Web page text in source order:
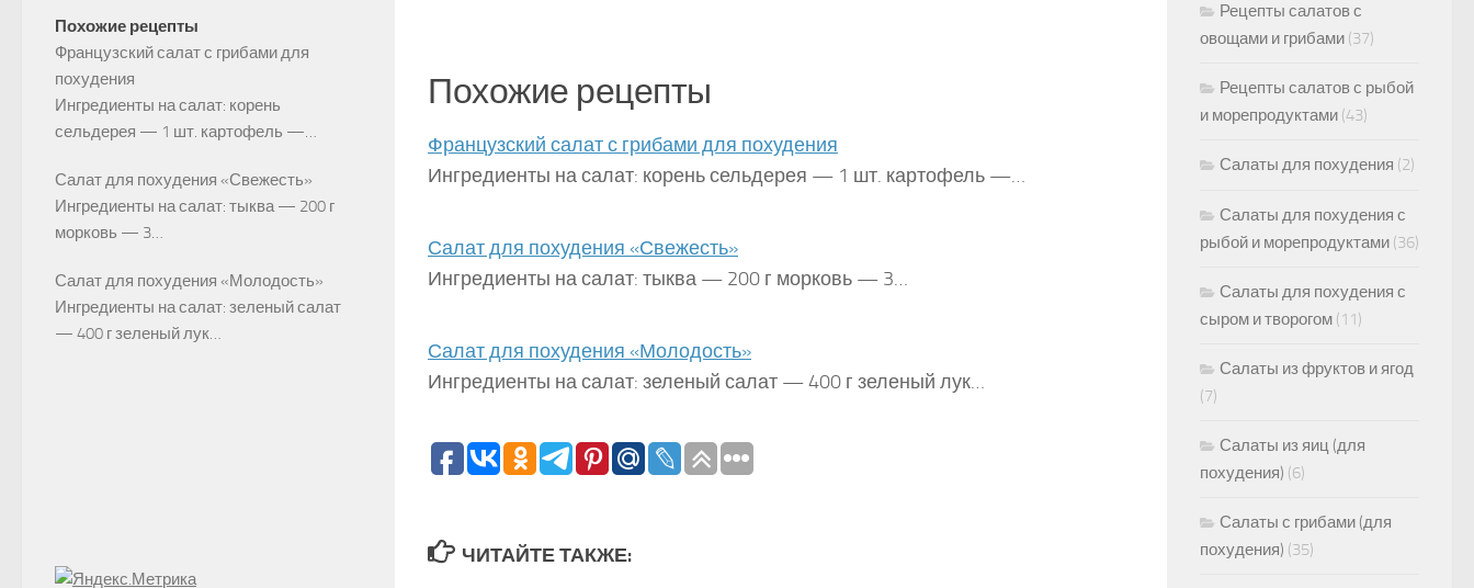
Похожие рецепты
Французский салат с грибами для похудения
Ингредиенты на салат: корень сельдерея — 1 шт. картофель —…
Салат для похудения «Свежесть»
Ингредиенты на салат: тыква — 200 г морковь — 3…
Салат для похудения «Молодость»
Ингредиенты на салат: зеленый салат — 400 г зеленый лук…
ЧИТАЙТЕ ТАКЖЕ:
Похожие рецепты
Французский салат с грибами для
похудения
Ингредиенты на салат: корень
сельдерея — 1 шт. картофель —…
Салат для похудения «Свежесть»
Ингредиенты на салат: тыква — 200 г
морковь — 3…
Салат для похудения «Молодость»
Ингредиенты на салат: зеленый салат
— 400 г зеленый лук…
Рецепты салатов с
овощами и грибами (37)
Рецепты салатов с рыбой
и морепродуктами (43)
Салаты для похудения (2)
Салаты для похудения с
рыбой и морепродуктами (36)
Салаты для похудения с
сыром и творогом (11)
Салаты из фруктов и ягод
(7)
Салаты из яиц (для
похудения) (6)
Салаты с грибами (для
похудения) (35)